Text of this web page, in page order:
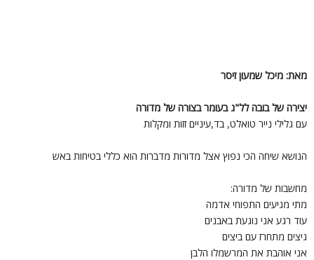
מיכל שמעון זיסר
של בובה לל"ג בעומר בצורה של מדורה
גלילי נייר טואלט, בד,עיניים זזות ומקלות
שיחה הכי נפוץ אצל מדורות מדברות הוא כללי בטיחות באש
של מדורה:
מגיעים התפוחי אדמה
רגע אני נוגעת באבנים
מתחרז עם ביצים
אוהבת את המרשמלו הלבן